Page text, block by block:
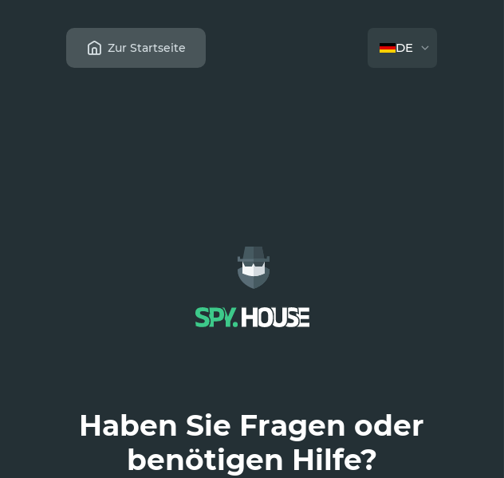
Zur Startseite DE
Haben Sie Fragen oder
benötigen Hilfe?